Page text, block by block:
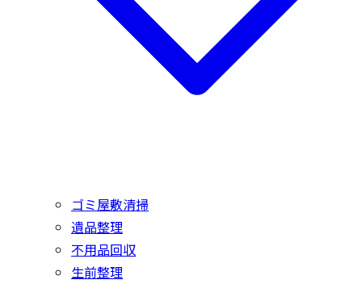
ゴミ屋敷清掃
遺品整理
不用品回収
生前整理